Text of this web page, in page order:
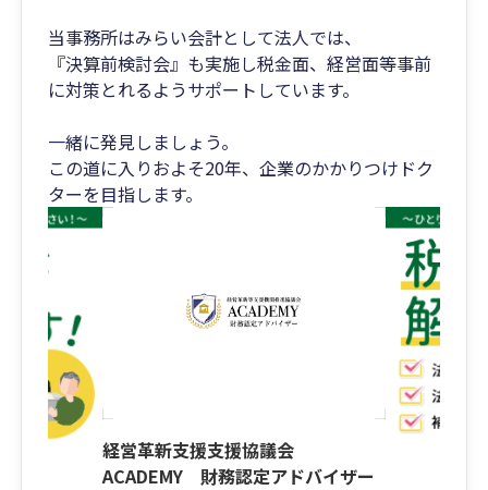
当事務所はみらい会計として法人では、
『決算前検討会』も実施し税金面、経営面等事前
に対策とれるようサポートしています。
一緒に発見しましょう。
この道に入りおよそ20年、企業のかかりつけドク
ターを目指します。
経営革新支援支援協議会
ACADEMY 財務認定アドバイザー